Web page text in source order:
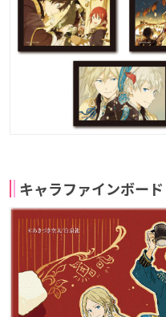
キャラファインボー